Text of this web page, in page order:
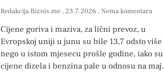
Redakcija Biznis.me 23.7.2026 Nema komentara
Cijene goriva i maziva, za lični prevoz, u
Evropskoj uniji u junu su bile 13,7 odsto više
nego u istom mjesecu prošle godine, iako su
cijene dizela i benzina pale u odnosu na maj.